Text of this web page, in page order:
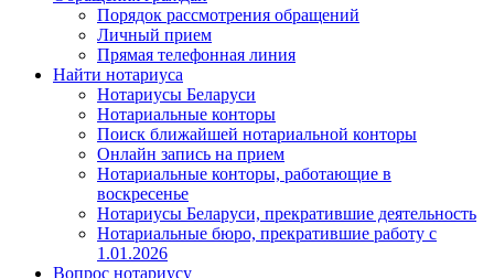
Порядок рассмотрения обращений
Личный прием
Прямая телефонная линия
Найти нотариуса
Нотариусы Беларуси
Нотариальные конторы
Поиск ближайшей нотариальной конторы
Онлайн запись на прием
Нотариальные конторы, работающие в
воскресенье
Нотариусы Беларуси, прекратившие деятельность
Нотариальные бюро, прекратившие работу с
1.01.2026
Вопрос нотариусу